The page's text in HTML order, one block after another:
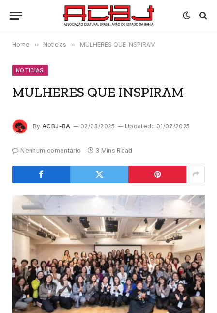
Home » Noticias » MULHERES QUE INSPIRAM
NOTICIAS
MULHERES QUE INSPIRAM
By ACBJ-BA 02/03/2025 Updated: 01/07/2025
Nenhum comentário 3 Mins Read